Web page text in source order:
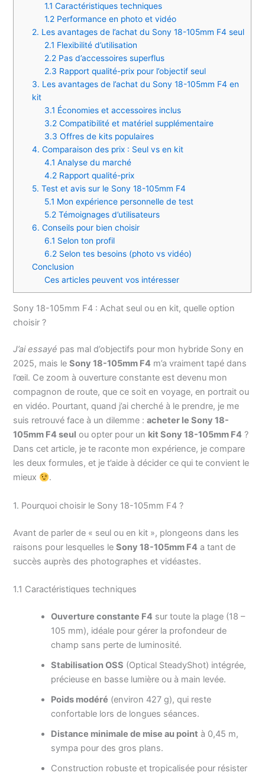
1.1 Caractéristiques techniques
1.2 Performance en photo et vidéo
2. Les avantages de l’achat du Sony 18-105mm F4 seul
2.1 Flexibilité d’utilisation
2.2 Pas d’accessoires superflus
2.3 Rapport qualité-prix pour l’objectif seul
3. Les avantages de l’achat du Sony 18-105mm F4 en
kit
3.1 Économies et accessoires inclus
3.2 Compatibilité et matériel supplémentaire
3.3 Offres de kits populaires
4. Comparaison des prix : Seul vs en kit
4.1 Analyse du marché
4.2 Rapport qualité-prix
5. Test et avis sur le Sony 18-105mm F4
5.1 Mon expérience personnelle de test
5.2 Témoignages d’utilisateurs
6. Conseils pour bien choisir
6.1 Selon ton profil
6.2 Selon tes besoins (photo vs vidéo)
Conclusion
Ces articles peuvent vos intéresser
Sony 18-105mm F4 : Achat seul ou en kit, quelle option
choisir ?
J’ai essayé pas mal d’objectifs pour mon hybride Sony en
2025, mais leSony 18-105mm F4 m’a vraiment tapé dans
l’œil. Ce zoom à ouverture constante est devenu mon
compagnon de route, que ce soit en voyage, en portrait ou
en vidéo. Pourtant, quand j’ai cherché à le prendre, je me
suis retrouvé face à un dilemme :acheter le Sony 18-
105mm F4 seul ou opter pour un kit Sony 18-105mm F4 ?
Dans cet article, je te raconte mon expérience, je compare
les deux formules, et je t’aide à décider ce qui te convient le
mieux
.
1. Pourquoi choisir le Sony 18-105mm F4 ?
Avant de parler de « seul ou en kit », plongeons dans les
raisons pour lesquelles leSony 18-105mm F4 a tant de
succès auprès des photographes et vidéastes.
1.1 Caractéristiques techniques
Ouverture constante F4 sur toute la plage (18 –
105 mm), idéale pour gérer la profondeur de
champ sans perte de luminosité.
Stabilisation OSS (Optical SteadyShot) intégrée,
précieuse en basse lumière ou à main levée.
Poids modéré (environ 427 g), qui reste
confortable lors de longues séances.
Distance minimale de mise au point à 0,45 m,
sympa pour des gros plans.
Construction robuste et tropicalisée pour résister